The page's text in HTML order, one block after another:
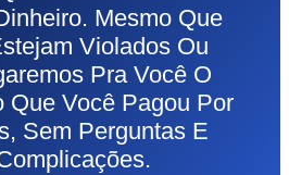
Mesmo Que
Violados Ou
Pra Você O
Que Você Pagou Por
Sem Perguntas E